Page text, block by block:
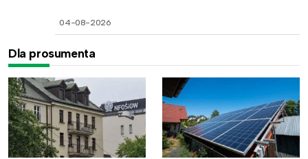
04-08-2026
Dla prosumenta